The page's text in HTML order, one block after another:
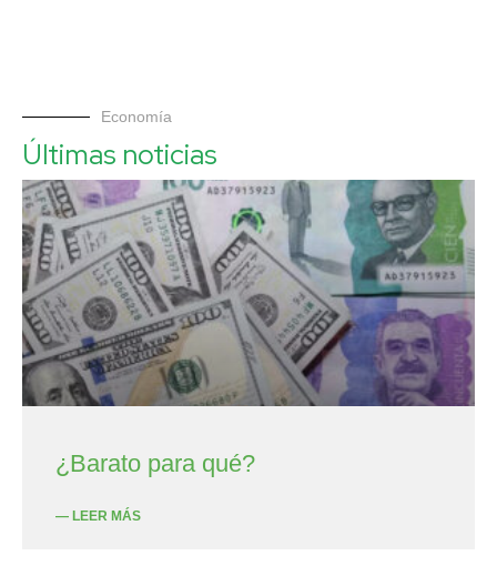
Economía
Últimas noticias
¿Barato para qué?
— LEER MÁS